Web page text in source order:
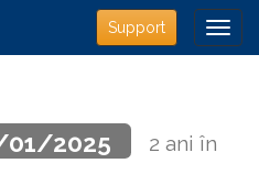
Support
2025
2 ani în